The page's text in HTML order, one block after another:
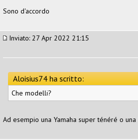
Sono d'accordo
Inviato: 27 Apr 2022 21:15
Aloisius74 ha scritto:
Che modelli?
Ad esempio una Yamaha super ténéré o